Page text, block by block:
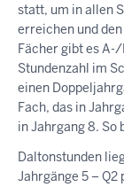
statt, um in allen
erreichen und
Fächer gibt es
Stundenzahl im
einen
Fach, das in
in Jahrgang 8.
Daltonstunden
Jahrgänge 5 –